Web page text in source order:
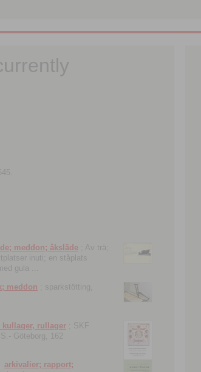
meddon; åksläde ; Av trä;
inuti; en ståplats
gula ...
meddon ; sparkstötting,
kullager, rullager ; SKF
Göteborg, 162
arkivalier; rapport;